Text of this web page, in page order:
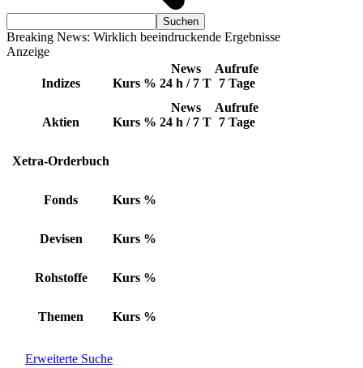
Breaking News: Wirklich beeindruckende Ergebnisse
Anzeige
Indizes Kurs %
News
24 h / 7 T
Aufrufe
7 Tage
Aktien Kurs %
News
24 h / 7 T
Aufrufe
7 Tage
Xetra-Orderbuch
Fonds Kurs %
Devisen Kurs %
Rohstoffe Kurs %
Themen Kurs %
Erweiterte Suche